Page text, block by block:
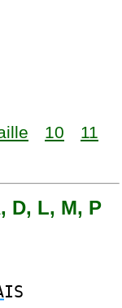
10
11
D, L, M, P
IS